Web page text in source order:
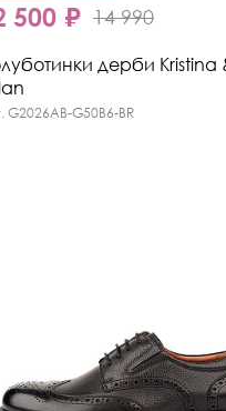
500 ₽ 14 990
дерби Kristina
G2026AB-G50B6-BR